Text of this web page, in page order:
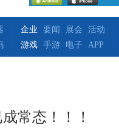
企业 要闻 展会
活动
游戏 手游 电子 APP
常态！！！